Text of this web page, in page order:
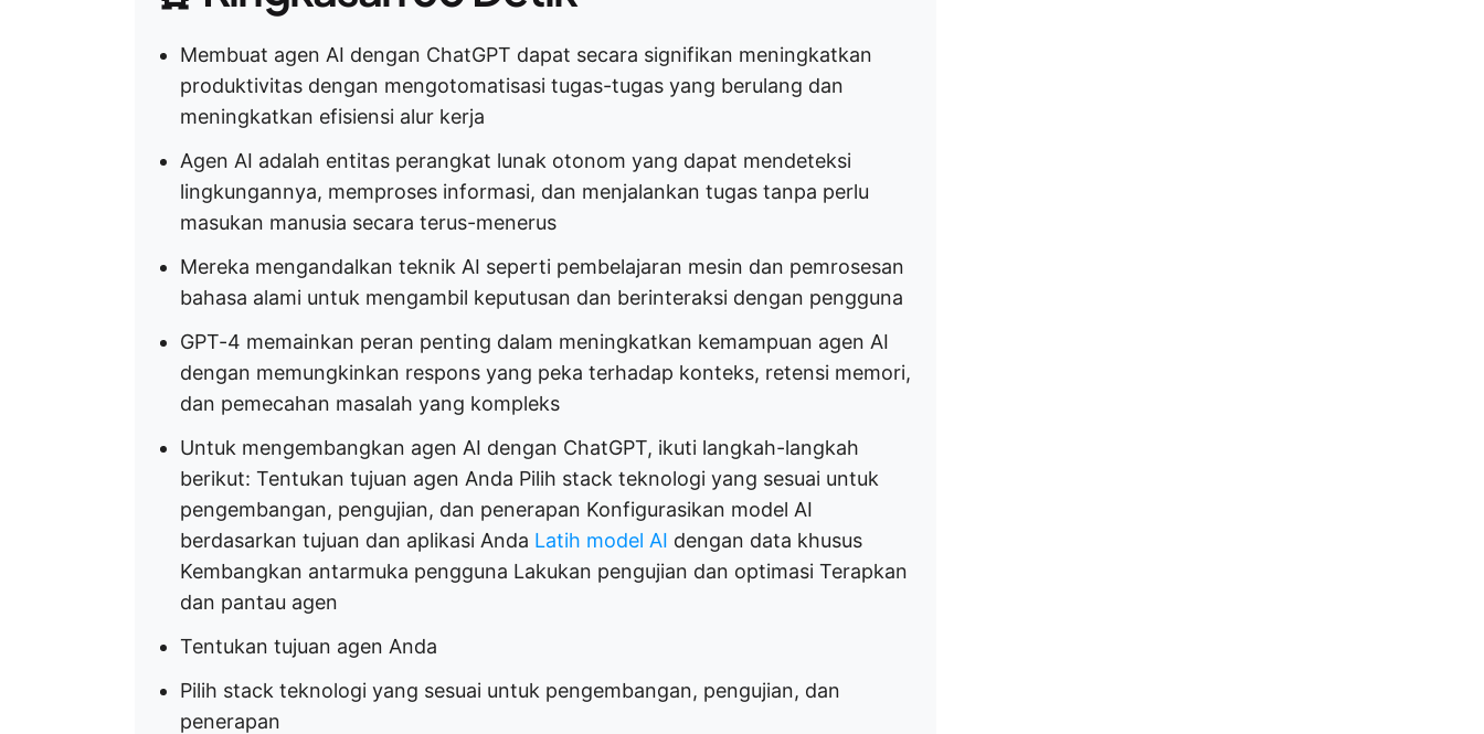
Membuat agen AI dengan ChatGPT dapat secara signifikan meningkatkan
produktivitas dengan mengotomatisasi tugas-tugas yang berulang dan
meningkatkan efisiensi alur kerja
Agen AI adalah entitas perangkat lunak otonom yang dapat mendeteksi
lingkungannya, memproses informasi, dan menjalankan tugas tanpa perlu
masukan manusia secara terus-menerus
Mereka mengandalkan teknik AI seperti pembelajaran mesin dan pemrosesan
bahasa alami untuk mengambil keputusan dan berinteraksi dengan pengguna
GPT-4 memainkan peran penting dalam meningkatkan kemampuan agen AI
dengan memungkinkan respons yang peka terhadap konteks, retensi memori,
dan pemecahan masalah yang kompleks
Untuk mengembangkan agen AI dengan ChatGPT, ikuti langkah-langkah
berikut: Tentukan tujuan agen Anda Pilih stack teknologi yang sesuai untuk
pengembangan, pengujian, dan penerapan Konfigurasikan model AI
berdasarkan tujuan dan aplikasi Anda Latih model AI dengan data khusus
Kembangkan antarmuka pengguna Lakukan pengujian dan optimasi Terapkan
dan pantau agen
Tentukan tujuan agen Anda
Pilih stack teknologi yang sesuai untuk pengembangan, pengujian, dan
penerapan